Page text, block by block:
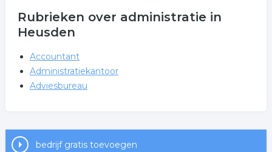
Rubrieken over administratie in
Heusden
Accountant
Administratiekantoor
Adviesbureau
bedrijf gratis toevoegen